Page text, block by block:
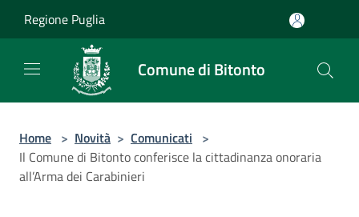
Regione Puglia
Comune di Bitonto
Home > Novità > Comunicati >
Il Comune di Bitonto conferisce la cittadinanza onoraria
all’Arma dei Carabinieri